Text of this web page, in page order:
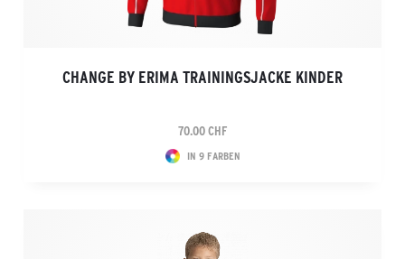
CHANGE BY ERIMA TRAININGSJACKE KINDER
70.00 CHF
IN 9 FARBEN